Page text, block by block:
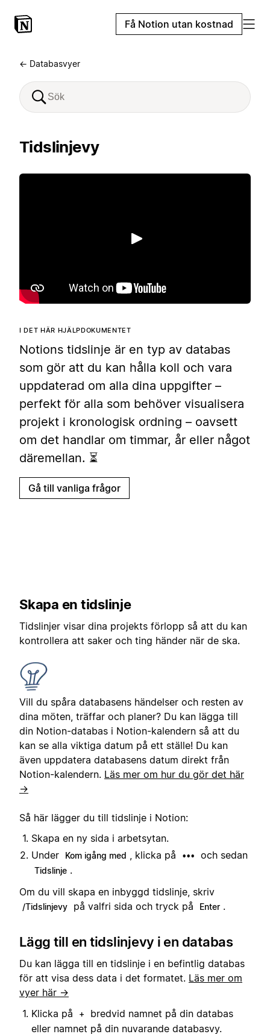
Få Notion utan kostnad
← Databasvyer
Tidslinjevy
Spela upp
I DET HÄR HJÄLPDOKUMENTET
Notions tidslinje är en typ av databas
som gör att du kan hålla koll och vara
uppdaterad om alla dina uppgifter –
perfekt för alla som behöver visualisera
projekt i kronologisk ordning – oavsett
om det handlar om timmar, år eller något
däremellan. ⏳
Gå till vanliga frågor
Skapa en tidslinje
Tidslinjer visar dina projekts förlopp så att du kan
kontrollera att saker och ting händer när de ska.
Vill du spåra databasens händelser och resten av
dina möten, träffar och planer? Du kan lägga till
din Notion-databas i Notion-kalendern så att du
kan se alla viktiga datum på ett ställe! Du kan
även uppdatera databasens datum direkt från
Notion-kalendern. Läs mer om hur du gör det här
→
Så här lägger du till tidslinje i Notion:
Skapa en ny sida i arbetsytan.
Under
Kom igång med , klicka på ••• och sedan
Tidslinje .
Om du vill skapa en inbyggd tidslinje, skriv
/Tidslinjevy på valfri sida och tryck på Enter .
Lägg till en tidslinjevy i en databas
Du kan lägga till en tidslinje i en befintlig databas
för att visa dess data i det formatet. Läs mer om
vyer här →
Klicka på
+
bredvid namnet på din databas
eller namnet på din nuvarande databasvy.